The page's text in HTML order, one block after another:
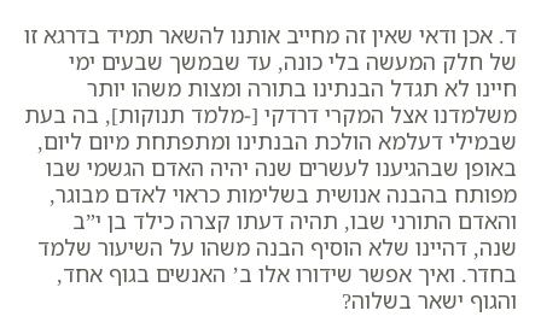
ד. אכן ודאי שאין זה מחייב אותנו להשאר תמיד בדרגא זו
של חלק המעשה בלי כונה, עד שבמשך שבעים ימי
חיינו לא תגדל הבנתינו בתורה ומצות משהו יותר
משלמדנו אצל המקרי דרדקי [-מלמד תנוקות], בה בעת
שבמילי דעלמא הולכת הבנתינו ומתפתחת מיום ליום,
באופן שבהגיענו לעשרים שנה יהיה האדם הגשמי שבו
מפותח בהבנה אנושית בשלימות כראוי לאדם מבוגר,
והאדם התורני שבו, תהיה דעתו קצרה כילד בן י”ב
שנה, דהיינו שלא הוסיף הבנה משהו על השיעור שלמד
בחדר. ואיך אפשר שידורו אלו ב’ האנשים בגוף אחד,
והגוף ישאר בשלוה?